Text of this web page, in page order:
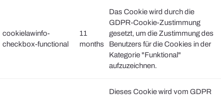
cookielawinfo-
checkbox-functional
11
months
Das Cookie wird durch die
GDPR-Cookie-Zustimmung
gesetzt, um die Zustimmung des
Benutzers für die Cookies in der
Kategorie "Funktional"
aufzuzeichnen.
Dieses Cookie wird vom GDPR